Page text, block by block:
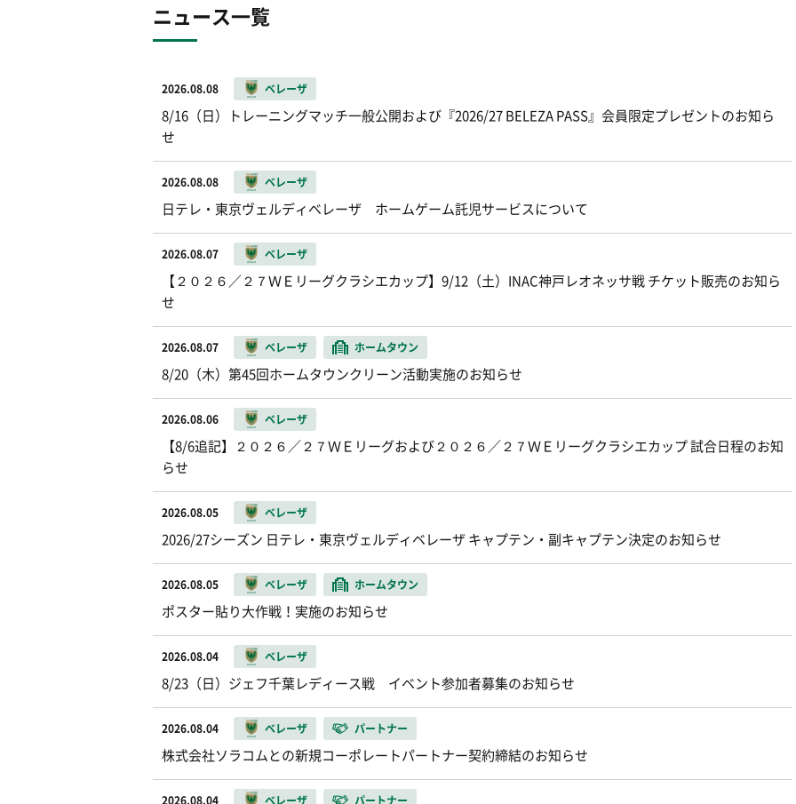
ニュース一覧
2026.08.08 ベレーザ
8/16（日）トレーニングマッチ一般公開および『2026/27 BELEZA PASS』会員限定プレゼントのお知ら
せ
2026.08.08 ベレーザ
日テレ・東京ヴェルディベレーザ ホームゲーム託児サービスについて
2026.08.07 ベレーザ
【２０２６／２７ＷＥリーグクラシエカップ】9/12（土）INAC神戸レオネッサ戦 チケット販売のお知ら
せ
2026.08.07 ベレーザ ホームタウン
8/20（木）第45回ホームタウンクリーン活動実施のお知らせ
2026.08.06 ベレーザ
【8/6追記】２０２６／２７ＷＥリーグおよび２０２６／２７ＷＥリーグクラシエカップ 試合日程のお知
らせ
2026.08.05 ベレーザ
2026/27シーズン 日テレ・東京ヴェルディベレーザ キャプテン・副キャプテン決定のお知らせ
2026.08.05 ベレーザ ホームタウン
ポスター貼り大作戦！実施のお知らせ
2026.08.04 ベレーザ
8/23（日）ジェフ千葉レディース戦 イベント参加者募集のお知らせ
2026.08.04 ベレーザ パートナー
株式会社ソラコムとの新規コーポレートパートナー契約締結のお知らせ
2026.08.04 ベレーザ パートナー